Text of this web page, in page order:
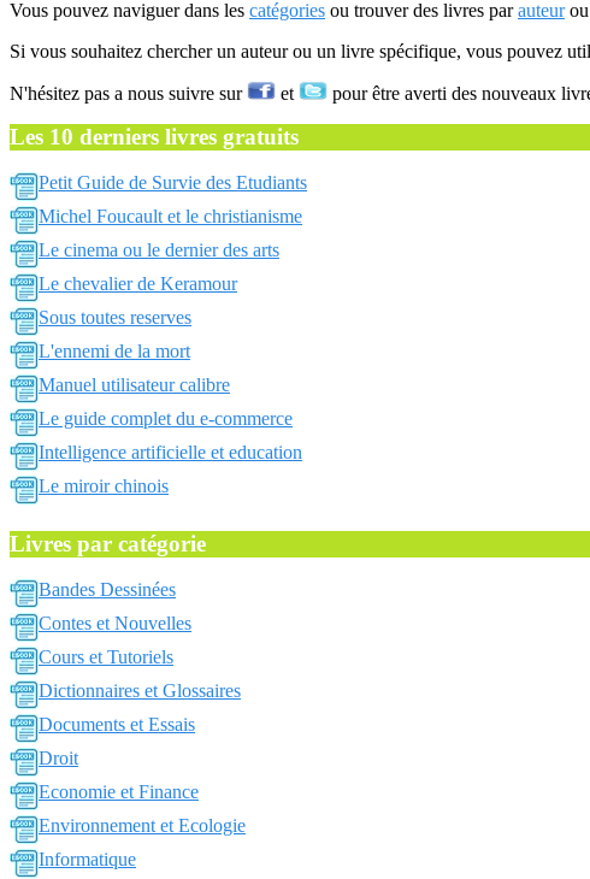
Vous pouvez naviguer dans les catégories ou trouver des livres parauteurou
Si vous souhaitez chercher un auteur ou un livre spécifique, vous pouvez
N'hésitez pas a nous suivre sur et pour être averti des nouveaux
Les 10 derniers livres gratuits
Petit Guide de Survie des Etudiants
Michel Foucault et le christianisme
Le cinema ou le dernier des arts
Le chevalier de Keramour
Sous toutes reserves
L'ennemi de la mort
Manuel utilisateur calibre
Le guide complet du e-commerce
Intelligence artificielle et education
Le miroir chinois
Livres par catégorie
Bandes Dessinées
Contes et Nouvelles
Cours et Tutoriels
Dictionnaires et Glossaires
Documents et Essais
Droit
Economie et Finance
Environnement et Ecologie
Informatique